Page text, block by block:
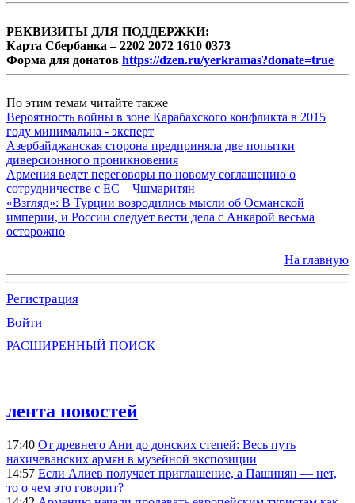
РЕКВИЗИТЫ ДЛЯ ПОДДЕРЖКИ:
Карта Сбербанка – 2202 2072 1610 0373
Форма для донатов https://dzen.ru/yerkramas?donate=true
По этим темам читайте также
Вероятность войны в зоне Карабахского конфликта в 2015
году минимальна - эксперт
Азербайджанская сторона предприняла две попытки
диверсионного проникновения
Армения ведет переговоры по новому соглашению о
сотрудничестве с ЕС – Чшмаритян
«Взгляд»: В Турции возродились мысли об Османской
империи, и России следует вести дела с Анкарой весьма
осторожно
На главную
Регистрация
Войти
РАСШИРЕННЫЙ ПОИСК
лента новостей
17:40 От древнего Ани до донских степей: Весь путь
нахичеванских армян в музейной экспозиции
14:57 Если Алиев получает приглашение, а Пашинян — нет,
то о чем это говорит?